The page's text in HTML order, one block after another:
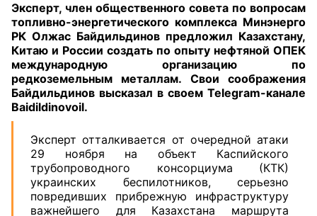
Эксперт, член общественного совета по вопросам
топливно-энергетического комплекса Минэнерго
РК Олжас Байдильдинов предложил Казахстану,
Китаю и России создать по опыту нефтяной ОПЕК
международную организацию по
редкоземельным металлам. Свои соображения
Байдильдинов высказал в своем Telegram-канале
Baidildinovoil.
Эксперт отталкивается от очередной атаки
29 ноября на объект Каспийского
трубопроводного консорциума (КТК)
украинских беспилотников, серьезно
повредивших прибрежную инфраструктуру
важнейшего для Казахстана маршрута